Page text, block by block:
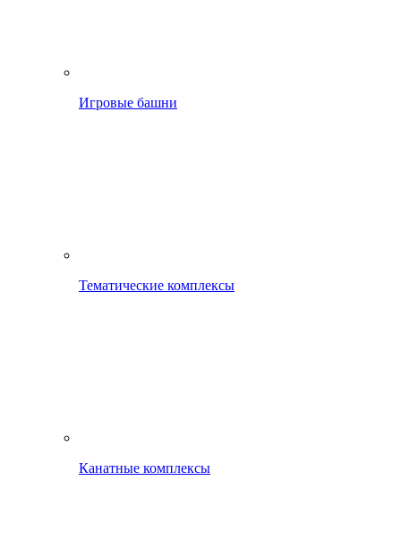
Игровые башни
Тематические комплексы
Канатные комплексы